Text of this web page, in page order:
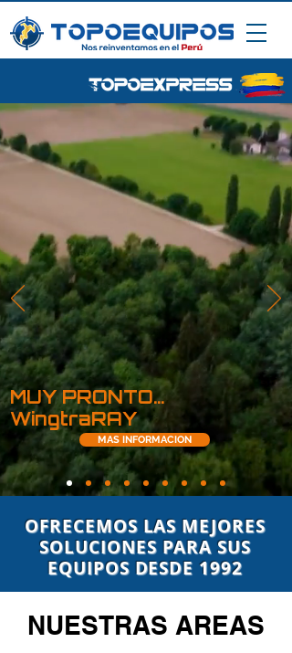
MUY PRONTO...
WingtraRAY
MAS INFORMACION
OFRECEMOS LAS MEJORES
SOLUCIONES PARA SUS
EQUIPOS DESDE 1992
NUESTRAS AREAS